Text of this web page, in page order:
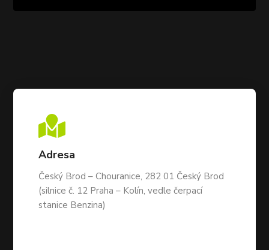

Adresa
Český Brod – Chouranice, 282 01 Český Brod
(silnice č. 12 Praha – Kolín, vedle čerpací
stanice Benzina)